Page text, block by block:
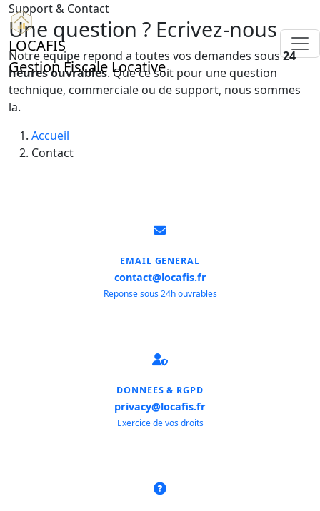
LOCAFIS
Gestion Fiscale Locative
Support & Contact
Une question ? Ecrivez-nous
Notre equipe repond a toutes vos demandes sous24
heures ouvrables. Que ce soit pour une question
technique, commerciale ou de support, nous sommes
la.
Accueil
Contact
EMAIL GENERAL
contact@locafis.fr
Reponse sous 24h ouvrables
DONNEES & RGPD
privacy@locafis.fr
Exercice de vos droits